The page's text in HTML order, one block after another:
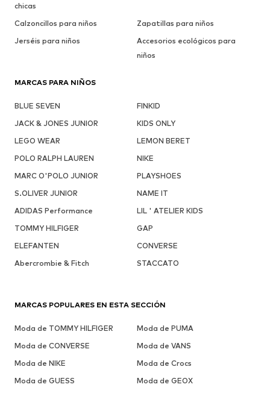
chicas
Calzoncillos para niños
Zapatillas para niños
Jerséis para niños
Accesorios ecológicos para
niños
MARCAS PARA NIÑOS
BLUE SEVEN
FINKID
JACK & JONES JUNIOR
KIDS ONLY
LEGO WEAR
LEMON BERET
POLO RALPH LAUREN
NIKE
MARC O'POLO JUNIOR
PLAYSHOES
S.OLIVER JUNIOR
NAME IT
ADIDAS Performance
LIL ' ATELIER KIDS
TOMMY HILFIGER
GAP
ELEFANTEN
CONVERSE
Abercrombie & Fitch
STACCATO
MARCAS POPULARES EN ESTA SECCIÓN
Moda de TOMMY HILFIGER
Moda de PUMA
Moda de CONVERSE
Moda de VANS
Moda de NIKE
Moda de Crocs
Moda de GUESS
Moda de GEOX